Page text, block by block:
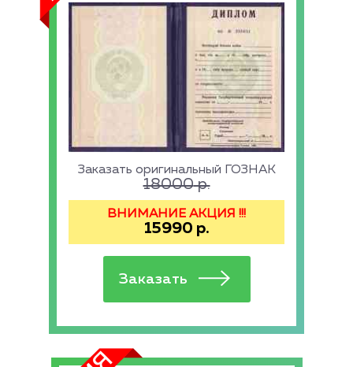
Заказать оригинальный ГОЗНАК
18000р.
ВНИМАНИЕ АКЦИЯ !!!
15990 р.